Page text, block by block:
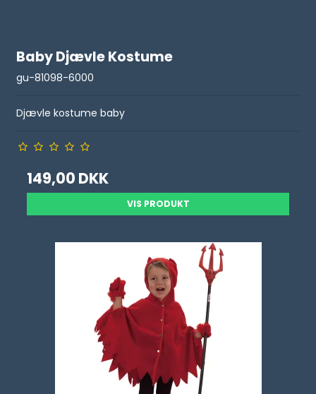
Baby Djævle Kostume
gu-81098-6000
Djævle kostume baby
149,00 DKK
VIS PRODUKT